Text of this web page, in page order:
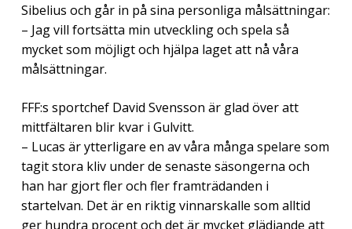
Sibelius och går in på sina personliga målsättningar:
– Jag vill fortsätta min utveckling och spela så
mycket som möjligt och hjälpa laget att nå våra
målsättningar.
FFF:s sportchef David Svensson är glad över att
mittfältaren blir kvar i Gulvitt.
– Lucas är ytterligare en av våra många spelare som
tagit stora kliv under de senaste säsongerna och
han har gjort fler och fler framträdanden i
startelvan. Det är en riktig vinnarskalle som alltid
ger hundra procent och det är mycket glädjande att